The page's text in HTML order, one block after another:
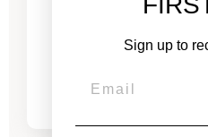
749,81 €
Sign up to